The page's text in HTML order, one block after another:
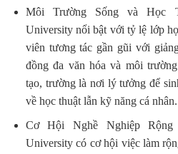
Môi Trường Sống và Học
University nổi bật với tỷ lệ lớp
viên tương tác gần gũi với
đồng đa văn hóa và môi
tạo, trường là nơi lý tưởng để
về học thuật lẫn kỹ năng cá nhân.
Cơ Hội Nghề Nghiệp Rộng
University có cơ hội việc làm